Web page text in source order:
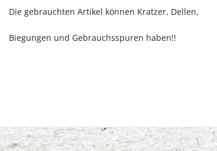
Die gebrauchten Artikel können Kratzer, Dellen,
Biegungen und Gebrauchsspuren haben!!